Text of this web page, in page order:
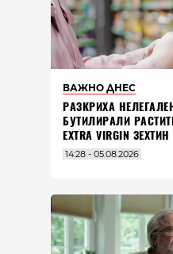
ВАЖНО ДНЕС
РАЗКРИХА
БУТИЛИРАЛИ
EXTRA VIRGIN ЗЕХТИН
14:28 - 05.08.2026